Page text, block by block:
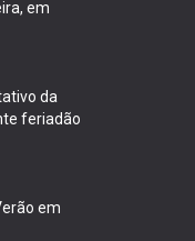
em
da
feriadão
em